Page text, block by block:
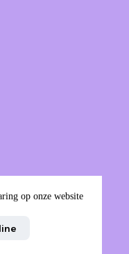
op onze website